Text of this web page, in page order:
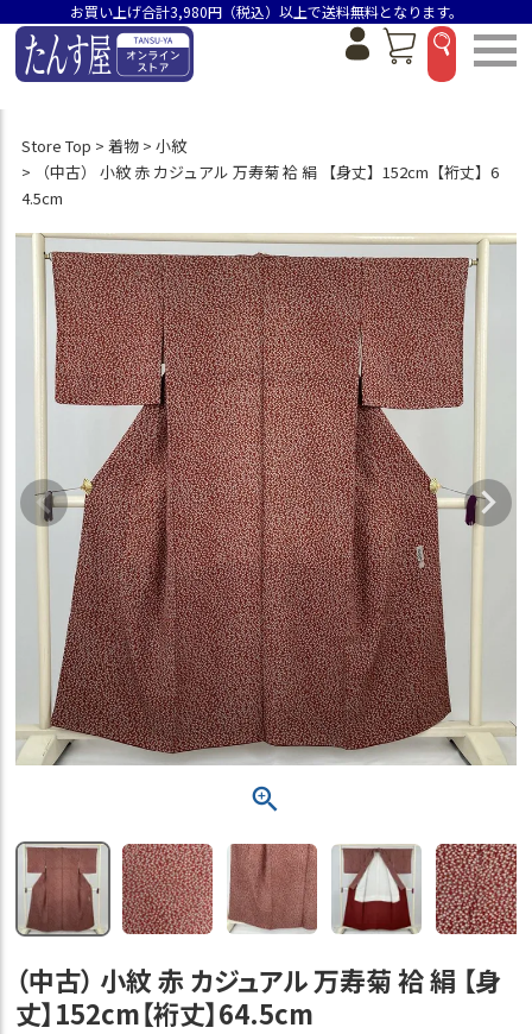
お買い上げ合計3,980円（税込）以上で送料無料となります。
Store Top 着物
小紋
（中古） 小紋 赤 カジュアル 万寿菊 袷 絹 【身丈】152cm【裄丈】6
4.5cm
（中古） 小紋 赤 カジュアル 万寿菊 袷 絹 【身
丈】152cm【裄丈】64.5cm